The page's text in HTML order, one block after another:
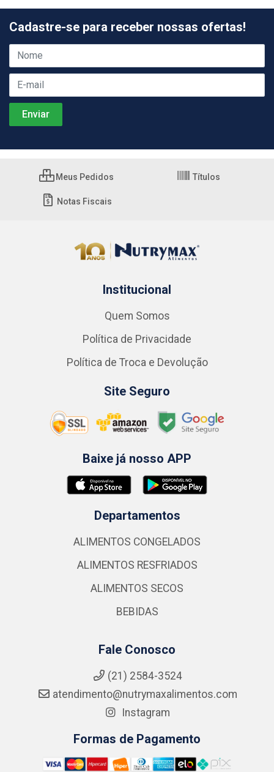
Cadastre-se para receber nossas ofertas!
Meus Pedidos Títulos
Notas Fiscais
Institucional
Quem Somos
Política de Privacidade
Política de Troca e Devolução
Site Seguro
Baixe já nosso APP
Departamentos
ALIMENTOS CONGELADOS
ALIMENTOS RESFRIADOS
ALIMENTOS SECOS
BEBIDAS
Fale Conosco
(21) 2584-3524
atendimento@nutrymaxalimentos.com
Instagram
Formas de Pagamento